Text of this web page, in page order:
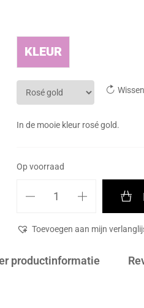
KLEUR
Wissen
In de mooie kleur rosé gold.
Op voorraad
Toevoegen aan mijn
productinformatie